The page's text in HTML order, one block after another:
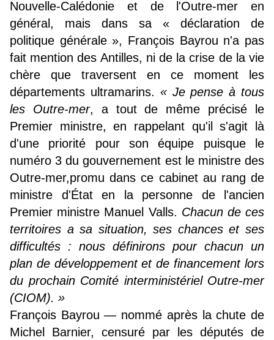
Nouvelle-Calédonie et de l'Outre-mer en
général, mais dans sa « déclaration de
politique générale », François Bayrou n'a pas
fait mention des Antilles, ni de la crise de la vie
chère que traversent en ce moment les
départements ultramarins. « Je pense à tous
les Outre-mer, a tout de même précisé le
Premier ministre, en rappelant qu'il s'agit là
d'une priorité pour son équipe puisque le
numéro 3 du gouvernement est le ministre des
Outre-mer,promu dans ce cabinet au rang de
ministre d'État en la personne de l'ancien
Premier ministre Manuel Valls. Chacun de ces
territoires a sa situation, ses chances et ses
difficultés : nous définirons pour chacun un
plan de développement et de financement lors
du prochain Comité interministériel Outre-mer
(CIOM). »
François Bayrou — nommé après la chute de
Michel Barnier, censuré par les députés de